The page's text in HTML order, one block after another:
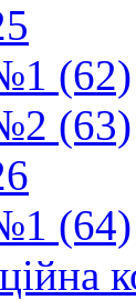
(62)
(63)
(64)